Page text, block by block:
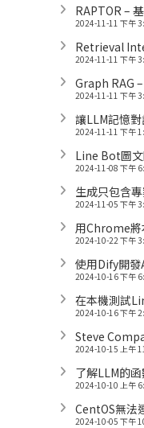
RAPTOR –
2024-11-11 下午
Retrieval
2024-11-11 下午
Graph RAG
2024-11-11 下午
讓LLM記憶
2024-11-11 下午
Line Bot圖
2024-11-08 下午
生成只包含
2024-11-05 下午
用Chrome將
2024-10-22 下午
使用Dify開
2024-10-16 下午
在本機測試
2024-10-16 下午
Steve
2024-10-15 上午
了解LLM的
2024-10-10 上午
CentOS無
2024-10-05 下午